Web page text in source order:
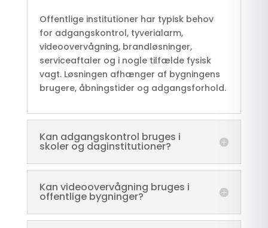
Offentlige institutioner har typisk behov
for adgangskontrol, tyverialarm,
videoovervågning, brandløsninger,
serviceaftaler og i nogle tilfælde fysisk
vagt. Løsningen afhænger af bygningens
brugere, åbningstider og adgangsforhold.
Kan adgangskontrol bruges i
skoler og daginstitutioner?
Kan videoovervågning bruges i
offentlige bygninger?